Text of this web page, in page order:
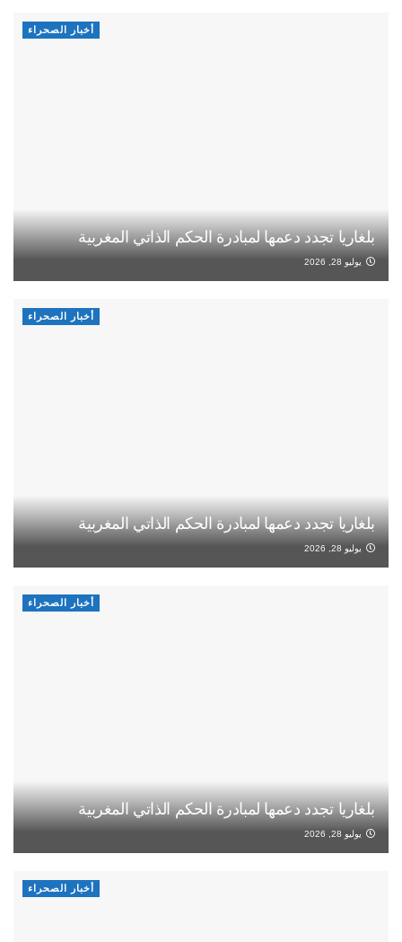
أخبار الصحراء
بلغاريا تجدد دعمها لمبادرة الحكم الذاتي المغربية
يوليو 28, 2026
أخبار الصحراء
بلغاريا تجدد دعمها لمبادرة الحكم الذاتي المغربية
يوليو 28, 2026
أخبار الصحراء
بلغاريا تجدد دعمها لمبادرة الحكم الذاتي المغربية
يوليو 28, 2026
أخبار الصحراء